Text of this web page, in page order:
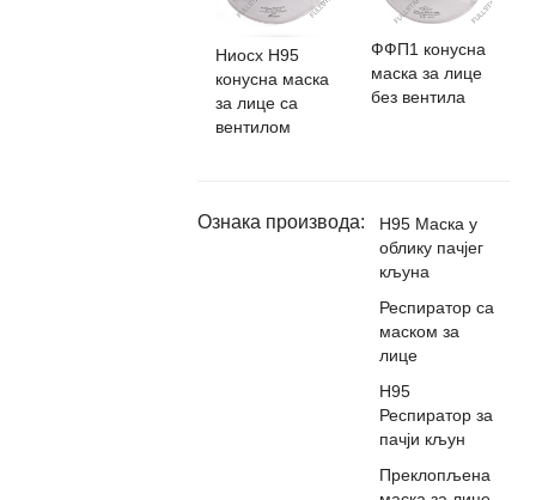
Ниосх Н95
конусна маска
за лице са
вентилом
ФФП1 конусна
маска за лице
без вентила
Ознака производа:
Н95 Маска у
облику пачјег
кљуна
Респиратор са
маском за
лице
Н95
Респиратор за
пачји кљун
Преклопљена